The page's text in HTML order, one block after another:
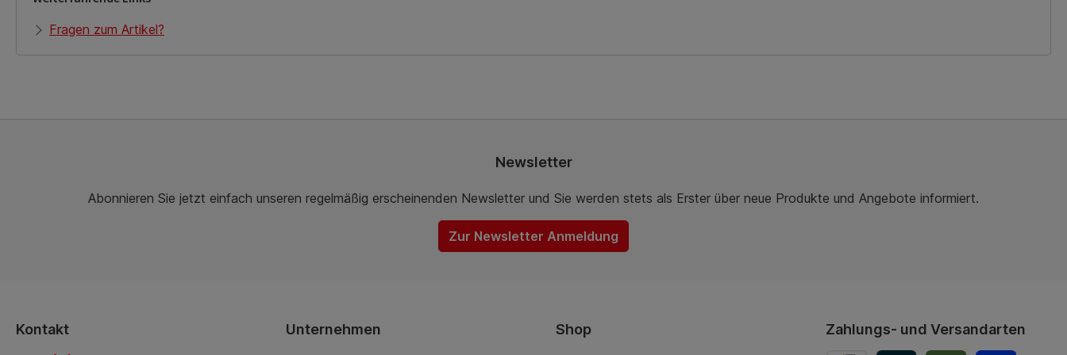
Fragen zum Artikel?
Newsletter
Abonnieren Sie jetzt einfach unseren regelmäßig erscheinenden Newsletter und Sie werden stets als Erster über neue Produkte und Angebote informiert.
Zur Newsletter Anmeldung
Kontakt Unternehmen Shop Zahlungs- und Versandarten